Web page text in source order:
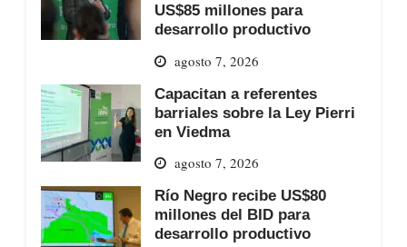
US$85 millones para
desarrollo productivo
agosto 7, 2026
Capacitan a referentes
barriales sobre la Ley Pierri
en Viedma
agosto 7, 2026
Río Negro recibe US$80
millones del BID para
desarrollo productivo